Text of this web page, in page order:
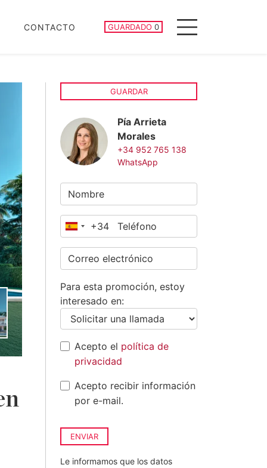
CONTACTO GUARDADO 0
PROPIEDADES GUARDADAS
Menu
GUARDAR
Pía Arrieta
Morales
+34 952 765 138
WhatsApp
España
+34
Para esta promoción, estoy
interesado en:
Acepto el política de
privacidad
Acepto recibir información
por e-mail.
ENVIAR
Le informamos que los datos